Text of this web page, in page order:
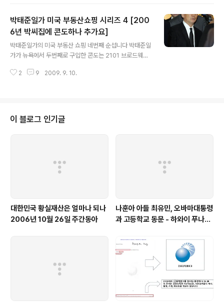
2008년 홈런을 칩니다 2008년 5월 15일 네번째 부동산
과 동일한 콘도입니다 2101 브로드웨이 바로 이콘도의 5-
109 호를 매입합니다 매입가격은 무려 4백20만달러, 우
수리떼고 환율 1200원만 계산해도 시원하게 50억원 입이
딱 벌어집니다 NYC YOOAHPARK 11651483 BUY D
EED - 이 콘도는 2천6백25스퀘어피트로 그리 크지 않지
박태준일가 미국 부동산쇼핑 시리즈 4 [200
6년 박씨집에 콘도하나 추가요]
박태준일가의 미국 부동산 쇼핑 네번째 순섭니다 박태준일
가가 뉴욕에서 두번째로 구입한 콘도는 2101 브로드웨이
월 8일 이 콘도를 60만달러에 구입해 현재 보유중입니다
러에 사서 6백25만달러에 판 것과 비교하면 60만달러니
까 코끼리 비스킷이지요 많이 실망하고 시시해 하실 겁니
[?]가 엄청 세집니다 현재 나온..
2 9 2009. 9. 10.
이 블로그 인기글
대한민국 황실재산은 얼마나 되나
2006년 10월 26일 주간동아
나훈아 아들 최유민, 오바마대통령
과 고등학교 동문 - 하와이 푸나호